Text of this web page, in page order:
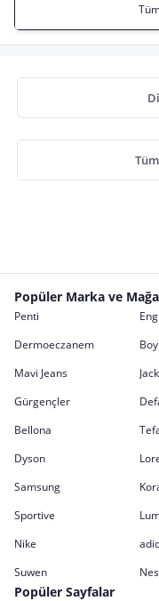
Tüm
Popüler Marka ve
Penti
Dermoeczanem
Mavi Jeans
Gürgençler
Bellona
Dyson
Samsung
Sportive
Nike
Suwen
Popüler Sayfalar